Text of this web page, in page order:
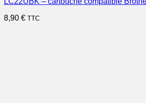
8,90 € TTC